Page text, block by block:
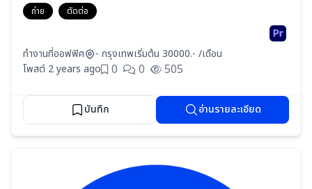
ถ่าย ตัดต่อ
ทำงานที่ออฟฟิศ - กรุงเทพเริ่มต้น 30000.- /เดือน
โพสต์ 2 years ago
0 0 505
บันทึก อ่านรายละเอียด